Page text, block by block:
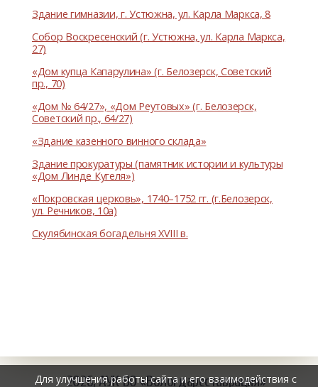
Здание гимназии, г. Устюжна, ул. Карла Маркса, 8
Собор Воскресенский (г. Устюжна, ул. Карла Маркса,
27)
«Дом купца Капарулина» (г. Белозерск, Советский
пр., 70)
«Дом № 64/27», «Дом Реутовых» (г. Белозерск,
Советский пр., 64/27)
«Здание казенного винного склада»
Здание прокуратуры (памятник истории и культуры
«Дом Линде Кугеля»)
«Покровская церковь», 1740–1752 гг. (г.Белозерск,
ул. Речников, 10а)
Скулябинская богадельня XVIII в.
2026, АУК ВО «Вологдареставрация»
Для улучшения работы сайта и его взаимодействия с